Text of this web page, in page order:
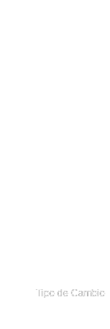
Tipo de Cambio